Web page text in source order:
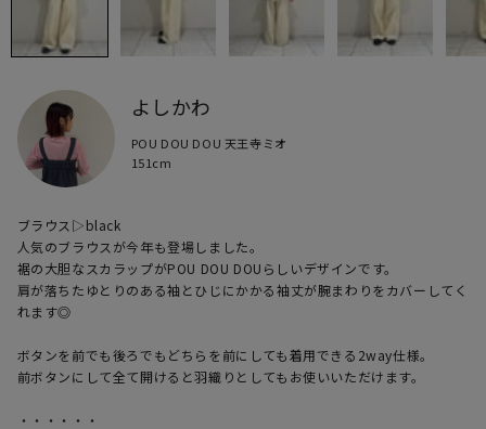
よしかわ
POU DOU DOU 天王寺ミオ
151cm
ブラウス▷black
人気のブラウスが今年も登場しました。
裾の大胆なスカラップがPOU DOU DOUらしいデザインです。
肩が落ちたゆとりのある袖とひじにかかる袖丈が腕まわりをカバーしてく
れます◎
ボタンを前でも後ろでもどちらを前にしても着用できる2way仕様。
前ボタンにして全て開けると羽織りとしてもお使いいただけます。
・・・・・・